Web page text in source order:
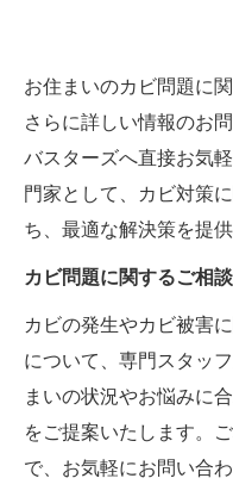
お住まいのカビ問題に
さらに詳しい情報のお
バスターズへ直接お気
門家として、カビ対策
ち、最適な解決策を提供
カビ問題に関するご相
カビの発生やカビ被害
について、専門スタッ
まいの状況やお悩みに
をご提案いたします。
で、お気軽にお問い合わ